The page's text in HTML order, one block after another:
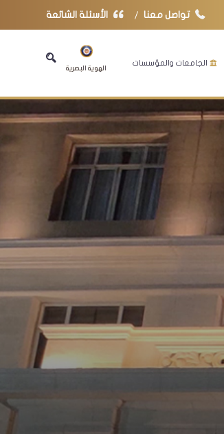
تواصل معنا الأسئلة الشائعة
الجامعات والمؤسسات
الهوية البصرية